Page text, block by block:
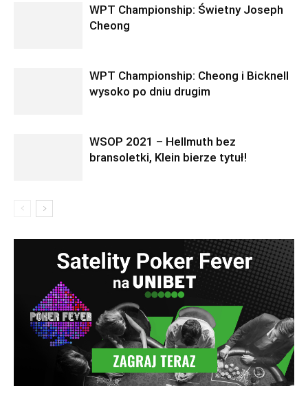
WPT Championship: Świetny Joseph
Cheong
WPT Championship: Cheong i Bicknell
wysoko po dniu drugim
WSOP 2021 – Hellmuth bez
bransoletki, Klein bierze tytuł!